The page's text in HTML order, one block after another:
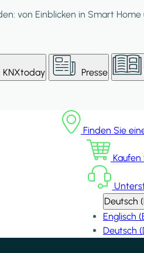
von Einblicken in Smart
KNXtoday Presse
Finden Sie
Kaufen
Deutsch
Englisch
Deutsch